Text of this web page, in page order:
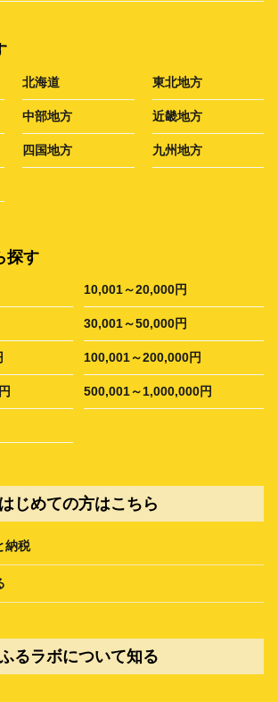
北海道 東北地方
中部地方 近畿地方
四国地方 九州地方
探す
10,001～20,000円
30,001～50,000円
100,001～200,000円
500,001～1,000,000円
はじめての方はこちら
納税
るラボについて知る